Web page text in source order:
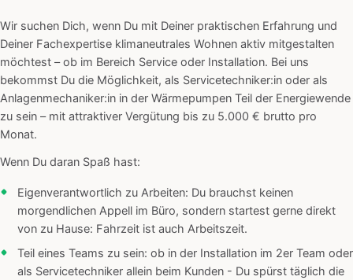
Wir suchen Dich, wenn Du mit Deiner praktischen Erfahrung und
Deiner Fachexpertise klimaneutrales Wohnen aktiv mitgestalten
möchtest – ob im Bereich Service oder Installation. Bei uns
bekommst Du die Möglichkeit, als Servicetechniker:in oder als
Anlagenmechaniker:in in der Wärmepumpen Teil der Energiewende
zu sein – mit attraktiver Vergütung bis zu 5.000 € brutto pro
Monat.
Wenn Du daran Spaß hast:
Eigenverantwortlich zu Arbeiten: Du brauchst keinen
morgendlichen Appell im Büro, sondern startest gerne direkt
von zu Hause: Fahrzeit ist auch Arbeitszeit.
Teil eines Teams zu sein: ob in der Installation im 2er Team oder
als Servicetechniker allein beim Kunden - Du spürst täglich die